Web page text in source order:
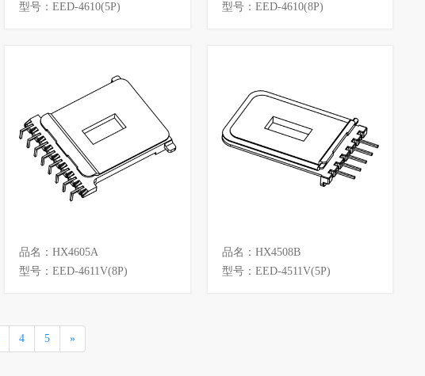
型号：EED-4610(5P)
型号：EED-4610(8P)
品名：HX4605A
型号：EED-4611V(8P)
品名：HX4508B
型号：EED-4511V(5P)
4 5 »